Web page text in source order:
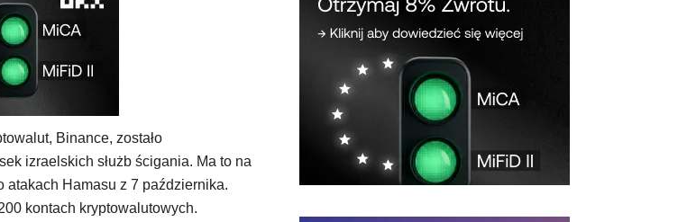
Binance, zostało
izraelskich służb ścigania. Ma to na
Hamasu z 7 października.
kontach kryptowalutowych.